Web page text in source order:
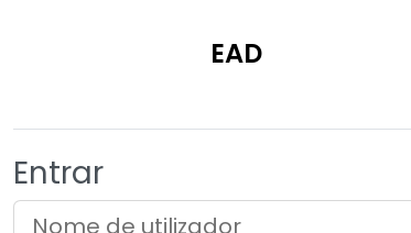
EAD
Entrar
Nome de utilizador